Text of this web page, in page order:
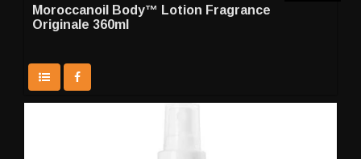
Moroccanoil Body™ Lotion Fragrance
Originale 360ml